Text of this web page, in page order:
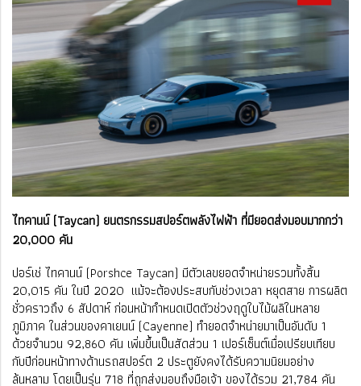
ไทคานน์ (Taycan) ยนตรกรรมสปอร์ตพลังไฟฟ้า ที่มียอดส่งมอบมากกว่า
20,000 คัน
ปอร์เช่ ไทคานน์ (Porshce Taycan) มีตัวเลขยอดจำหน่ายรวมทั้งสิ้น
20,015 คัน ในปี 2020 แม้จะต้องประสบกับช่วงเวลา หยุดสาย การผลิต
ชั่วคราวถึง 6 สัปดาห์ ก่อนหน้ากำหนดเปิดตัวช่วงฤดูใบไม้ผลิในหลาย
ภูมิภาค ในส่วนของคาเยนน์ (Cayenne) ทำยอดจำหน่ายมาเป็นอันดับ 1
ด้วยจำนวน 92,860 คัน เพิ่มขึ้นเป็นสัดส่วน 1 เปอร์เซ็นต์เมื่อเปรียบเทียบ
กับปีก่อนหน้าทางด้านรถสปอร์ต 2 ประตูยังคงได้รับความนิยมอย่าง
ล้นหลาม โดยเป็นรุ่น 718 ที่ถูกส่งมอบถึงมือเจ้า ของได้รวม 21,784 คัน